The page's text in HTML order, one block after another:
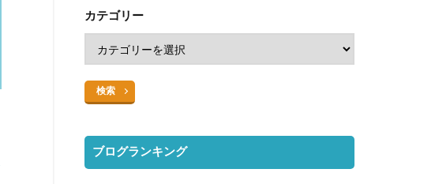
カテゴリー
検索
ブログランキング